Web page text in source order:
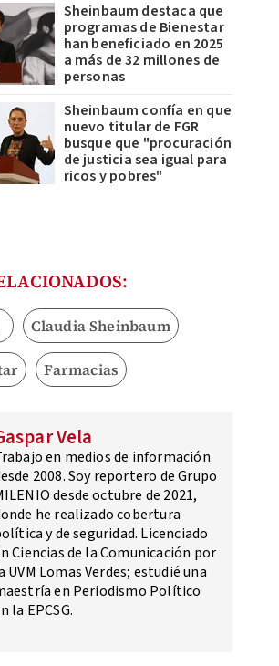
Sheinbaum destaca que
programas de Bienestar
han beneficiado en 2025
a más de 32 millones de
personas
Sheinbaum confía en que
nuevo titular de FGR
busque que "procuración
de justicia sea igual para
ricos y pobres"
Claudia Sheinbaum
Farmacias
Vela
en medios de información
2008. Soy reportero de Grupo
desde octubre de 2021,
he realizado cobertura
y de seguridad. Licenciado
Ciencias de la Comunicación por
UVM Lomas Verdes; estudié una
en Periodismo Político
la EPCSG.